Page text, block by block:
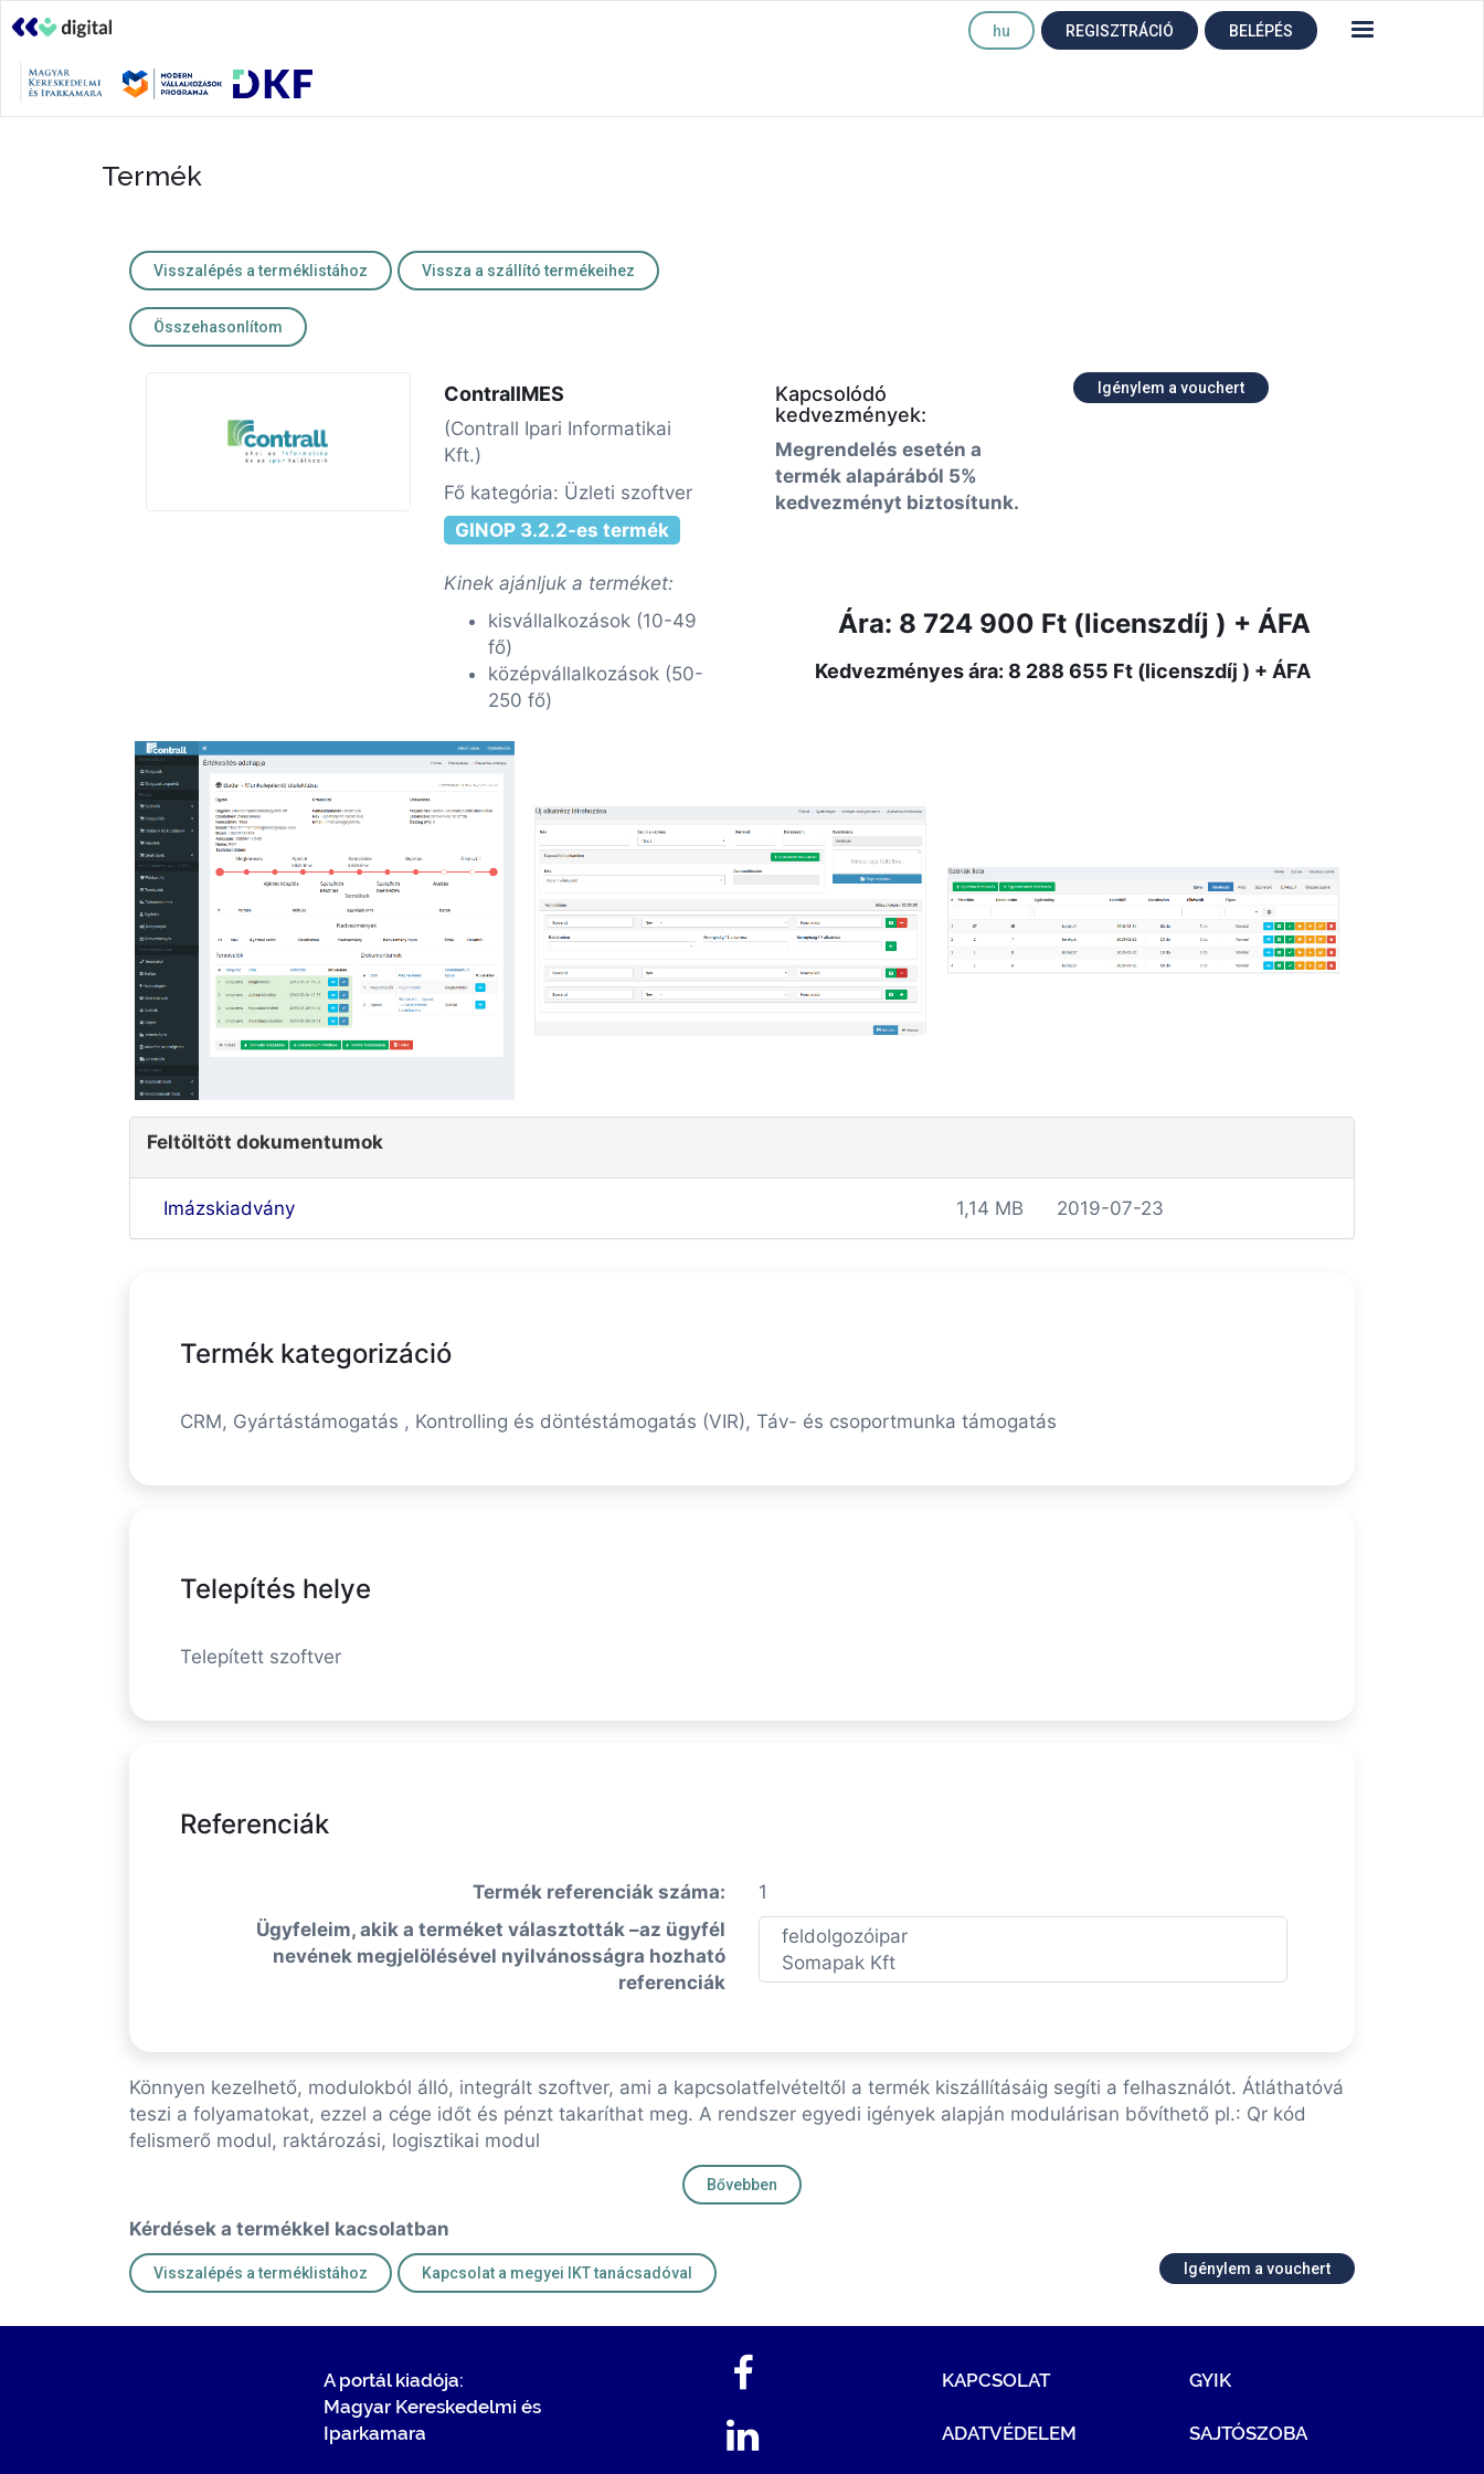
hu REGISZTRÁCIÓ BELÉPÉS
Termék
Visszalépés a terméklistához Vissza a szállító termékeihez
Összehasonlítom
ContrallMES
(Contrall Ipari Informatikai
Kft.)
Fő kategória: Üzleti szoftver
GINOP 3.2.2-es termék
Kinek ajánljuk a terméket:
kisvállalkozások (10-49
fő)
középvállalkozások (50-
250 fő)
Kapcsolódó
kedvezmények:
Megrendelés esetén a
termék alapárából 5%
kedvezményt biztosítunk.
Igénylem a vouchert
Ára: 8 724 900 Ft (licenszdíj ) + ÁFA
Kedvezményes ára: 8 288 655 Ft (licenszdíj ) + ÁFA
Feltöltött dokumentumok
Imázskiadvány 1,14 MB 2019-07-23
Termék kategorizáció
CRM, Gyártástámogatás , Kontrolling és döntéstámogatás (VIR), Táv- és csoportmunka támogatás
Telepítés helye
Telepített szoftver
Referenciák
Termék referenciák száma:
1
Ügyfeleim, akik a terméket választották –az ügyfél
nevének megjelölésével nyilvánosságra hozható
referenciák
feldolgozóipar
Somapak Kft
Könnyen kezelhető, modulokból álló, integrált szoftver, ami a kapcsolatfelvételtől a termék kiszállításáig segíti a felhasználót. Átláthatóvá
teszi a folyamatokat, ezzel a cége időt és pénzt takaríthat meg. A rendszer egyedi igények alapján modulárisan bővíthető pl.: Qr kód
felismerő modul, raktározási, logisztikai modul
Bővebben
Kérdések a termékkel kacsolatban
Visszalépés a terméklistához Kapcsolat a megyei IKT tanácsadóval Igénylem a vouchert
A portál kiadója:
Magyar Kereskedelmi és
Iparkamara
KAPCSOLAT
ADATVÉDELEM
GYIK
SAJTÓSZOBA